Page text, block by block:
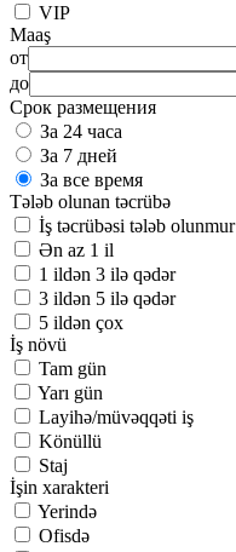
VIP
Maaş
от
до
Срок размещения
За 24 часа
За 7 дней
За все время
Tələb olunan təcrübə
İş təcrübəsi tələb olunmur
Ən az 1 il
1 ildən 3 ilə qədər
3 ildən 5 ilə qədər
5 ildən çox
İş növü
Tam gün
Yarı gün
Layihə/müvəqqəti iş
Könüllü
Staj
İşin xarakteri
Yerində
Ofisdə